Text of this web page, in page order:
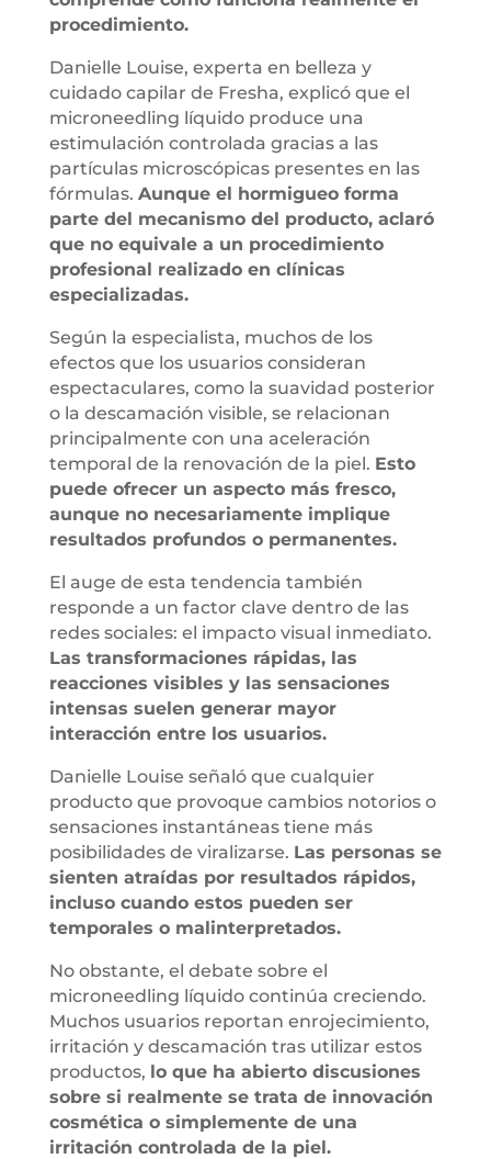
procedimiento.
Danielle Louise, experta en belleza y
cuidado capilar de Fresha, explicó que el
microneedling líquido produce una
estimulación controlada gracias a las
partículas microscópicas presentes en las
fórmulas. Aunque el hormigueo forma
parte del mecanismo del producto, aclaró
que no equivale a un procedimiento
profesional realizado en clínicas
especializadas.
Según la especialista, muchos de los
efectos que los usuarios consideran
espectaculares, como la suavidad posterior
o la descamación visible, se relacionan
principalmente con una aceleración
temporal de la renovación de la piel. Esto
puede ofrecer un aspecto más fresco,
aunque no necesariamente implique
resultados profundos o permanentes.
El auge de esta tendencia también
responde a un factor clave dentro de las
redes sociales: el impacto visual inmediato.
Las transformaciones rápidas, las
reacciones visibles y las sensaciones
intensas suelen generar mayor
interacción entre los usuarios.
Danielle Louise señaló que cualquier
producto que provoque cambios notorios o
sensaciones instantáneas tiene más
posibilidades de viralizarse. Las personas se
sienten atraídas por resultados rápidos,
incluso cuando estos pueden ser
temporales o malinterpretados.
No obstante, el debate sobre el
microneedling líquido continúa creciendo.
Muchos usuarios reportan enrojecimiento,
irritación y descamación tras utilizar estos
productos, lo que ha abierto discusiones
sobre si realmente se trata de innovación
cosmética o simplemente de una
irritación controlada de la piel.